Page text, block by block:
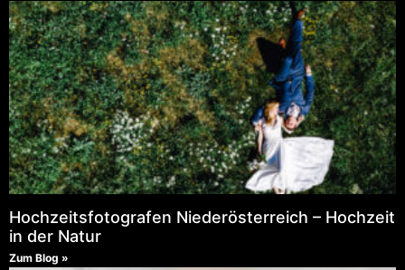
Hochzeitsfotografen Niederösterreich – Hochzeit
in der Natur
Zum Blog »